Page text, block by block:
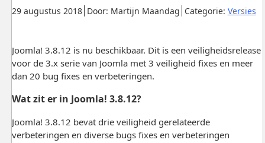
Gepubliceerd:
29 augustus 2018. Door: Martijn Maandag. Categorie: Versies.
Joomla! 3.8.12 is nu beschikbaar. Dit is een veiligheidsrelease
voor de 3.x serie van Joomla met 3 veiligheid fixes en meer
dan 20 bug fixes en verbeteringen.
Wat zit er in Joomla! 3.8.12?
Joomla! 3.8.12 bevat drie veiligheid gerelateerde
verbeteringen en diverse bugs fixes en verbeteringen